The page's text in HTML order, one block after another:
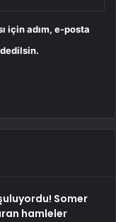
için adım, e-posta
Somer
hamleler